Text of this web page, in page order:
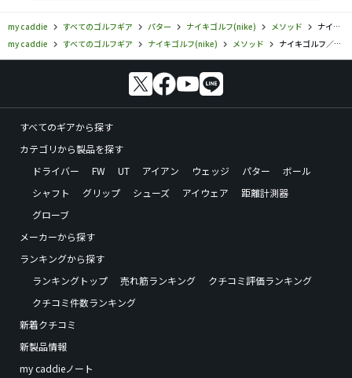
my caddie すべてのゴルフギア パター ナイキゴルフ(nike) メソッド
ナイキゴルフ／メソッド／ナイキ メソッド コンバージ パター S2-12の口コミ評価
my caddie
すべてのゴルフギア ナイキゴルフ(nike) メソッド ナイキゴルフ／メソッド／ナイキ メソッド コンバージ パター S2-12の口コミ評価
すべてのギアから探す
カテゴリから製品を探す
ドライバー
FW UT アイアン ウェッジ パター
ボール
シャフト
グリップ シューズ アイウェア
距離計測器
グローブ
メーカーから探す
ランキングから探す
ランキングトップ
売れ筋ランキング
クチコミ評価ランキング
クチコミ件数ランキング
新着クチコミ
新製品情報
my caddieノート